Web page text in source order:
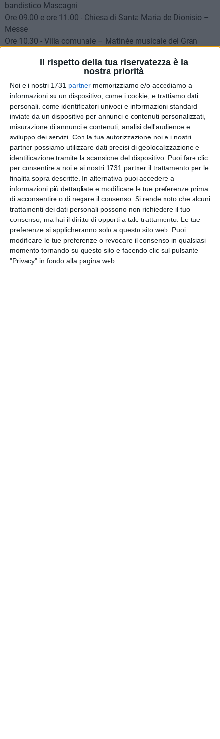
Il rispetto della tua riservatezza è la
nostra priorità
Noi e i nostri 1731 partner memorizziamo e/o accediamo a
informazioni su un dispositivo, come i cookie, e trattiamo dati
personali, come identificatori univoci e informazioni standard
inviate da un dispositivo per annunci e contenuti personalizzati,
misurazione di annunci e contenuti, analisi dell'audience e
sviluppo dei servizi. Con la tua autorizzazione noi e i nostri
partner possiamo utilizzare dati precisi di geolocalizzazione e
identificazione tramite la scansione del dispositivo. Puoi fare clic
per consentire a noi e ai nostri 1731 partner il trattamento per le
finalità sopra descritte. In alternativa puoi accedere a
informazioni più dettagliate e modificare le tue preferenze prima
di acconsentire o di negare il consenso. Si rende noto che alcuni
trattamenti dei dati personali possono non richiedere il tuo
consenso, ma hai il diritto di opporti a tale trattamento. Le tue
preferenze si applicheranno solo a questo sito web. Puoi
modificare le tue preferenze o revocare il consenso in qualsiasi
momento tornando su questo sito e facendo clic sul pulsante
"Privacy" in fondo alla pagina web.
bandistico Mascagni
Ore 09.00 e ore 11.00 - Chiesa di Santa Maria de Dionisio –
Messe
Ore 10.30 - Villa comunale – Matinèe musicale del Gran
Ore 11.00 - Chiesa di San Nicolino - Santa Messa celebrata
da don Giovanni Masciullo
Ore 18.00 - Giro per le vie della città del Gran concerto
bandistico Mascagni
Ore 18.30 - Chiesa di Santa Maria de Dionisio –
Celebrazione eucaristica con i vespri, officiata dal vicario
episcopale Monsignor don Mimmo De Toma, e animata
dalla Confraternita di Santa Maria de Dionisio
Ore 20.00 - Processione per il ritorno di San Nicola al
santuario di Santa Maria di Colonna. Partecipa Monsignor
Lorenzo Leuzzi, vescovo ausiliare della Diocesi di Roma.
Itinerario: via Santa Maria, via Mario Pagano, via Cavour,
piazza Plebiscito, via Statuti Marittimi, via Banchina al Porto,
molo Santa Lucia. Imbarco del Santo Patrono sul
motopesca "Cuore matto". Spettacolo pirotecnico della ditta
"Ponte"
Ore 21.30 - Arrivo del Santo Patrono presso il lido Capo